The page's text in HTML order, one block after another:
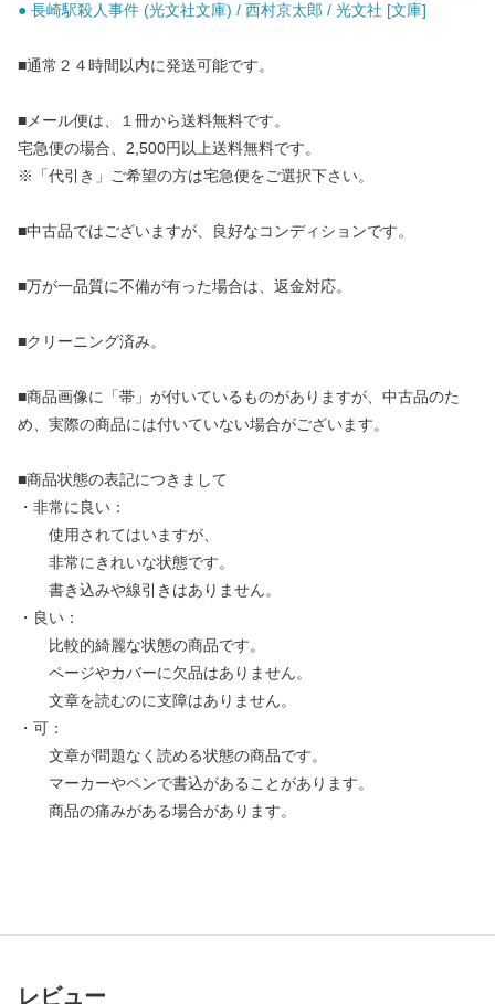
● 長崎駅殺人事件 (光文社文庫) / 西村京太郎 / 光文社 [文庫]
■通常２４時間以内に発送可能です。
■メール便は、１冊から送料無料です。
宅急便の場合、2,500円以上送料無料です。
※「代引き」ご希望の方は宅急便をご選択下さい。
■中古品ではございますが、良好なコンディションです。
■万が一品質に不備が有った場合は、返金対応。
■クリーニング済み。
■商品画像に「帯」が付いているものがありますが、中古品のた
め、実際の商品には付いていない場合がございます。
■商品状態の表記につきまして
・非常に良い：
使用されてはいますが、
非常にきれいな状態です。
書き込みや線引きはありません。
・良い：
比較的綺麗な状態の商品です。
ページやカバーに欠品はありません。
文章を読むのに支障はありません。
・可：
文章が問題なく読める状態の商品です。
マーカーやペンで書込があることがあります。
商品の痛みがある場合があります。
レビュー